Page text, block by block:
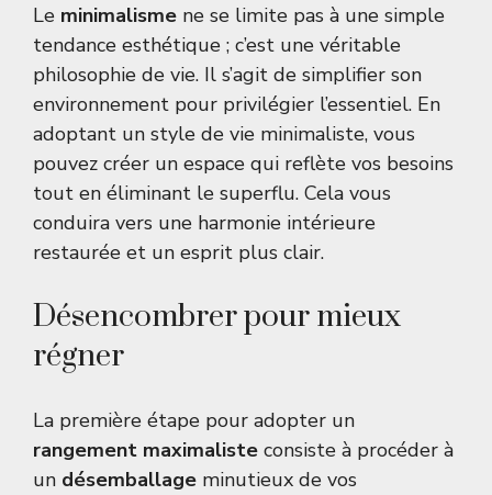
Le minimalisme ne se limite pas à une simple
tendance esthétique ; c’est une véritable
philosophie de vie. Il s’agit de simplifier son
environnement pour privilégier l’essentiel. En
adoptant un style de vie minimaliste, vous
pouvez créer un espace qui reflète vos besoins
tout en éliminant le superflu. Cela vous
conduira vers une harmonie intérieure
restaurée et un esprit plus clair.
Désencombrer pour mieux
régner
La première étape pour adopter un
rangement maximaliste consiste à procéder à
un désemballage minutieux de vos